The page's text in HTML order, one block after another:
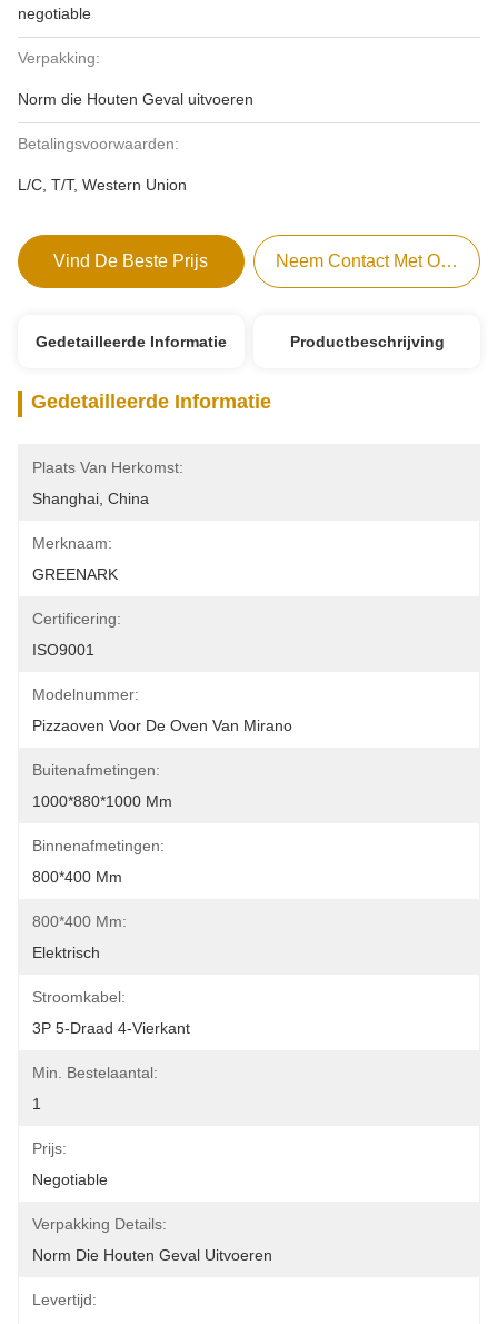
negotiable
Verpakking:
Norm die Houten Geval uitvoeren
Betalingsvoorwaarden:
L/C, T/T, Western Union
Vind De Beste Prijs Neem Contact Met Ons Op
Gedetailleerde Informatie Productbeschrijving
Gedetailleerde Informatie
Plaats Van Herkomst:
Shanghai, China
Merknaam:
GREENARK
Certificering:
ISO9001
Modelnummer:
Pizzaoven Voor De Oven Van Mirano
Buitenafmetingen:
1000*880*1000 Mm
Binnenafmetingen:
800*400 Mm
800*400 Mm:
Elektrisch
Stroomkabel:
3P 5-Draad 4-Vierkant
Min. Bestelaantal:
1
Prijs:
Negotiable
Verpakking Details:
Norm Die Houten Geval Uitvoeren
Levertijd: